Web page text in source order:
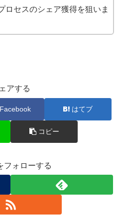
ロセスのシェア獲得を狙いま
アする
Facebook はてブ
コピー
フォローする